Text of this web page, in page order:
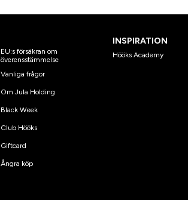
EU:s försäkran om
överensstämmelse
Vanliga frågor
Om Jula Holding
Black Week
Club Hööks
Giftcard
Ångra köp
INSPIRATION
Hööks Academy